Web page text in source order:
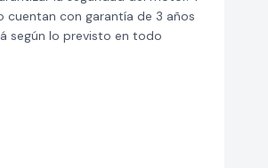
con garantía de 3 años
según lo previsto en todo